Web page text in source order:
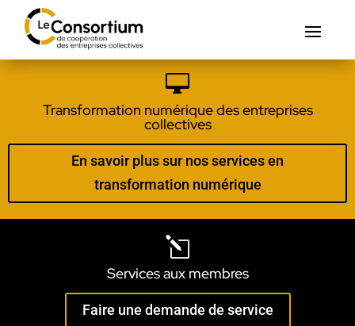

Transformation numérique des entreprises
collectives
En savoir plus sur nos services en
transformation numérique
l
Services aux membres
Faire une demande de service